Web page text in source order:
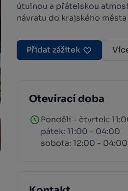
útulnou a přátelskou
návratu do krajského
Přidat zážitek
Otevírací doba
Pondělí - čtvrtek:
pátek: 11:00 - 04:00
sobota: 12:00 - 04:00